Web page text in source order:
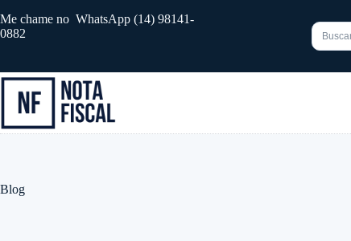
para
o
Me chame no WhatsApp (14) 98141-
0882
Blog